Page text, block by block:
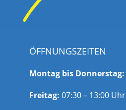
ÖFFNUNGSZEITEN
Montag bis Donnerstag:
Freitag: 07:30 – 13:00 Uhr